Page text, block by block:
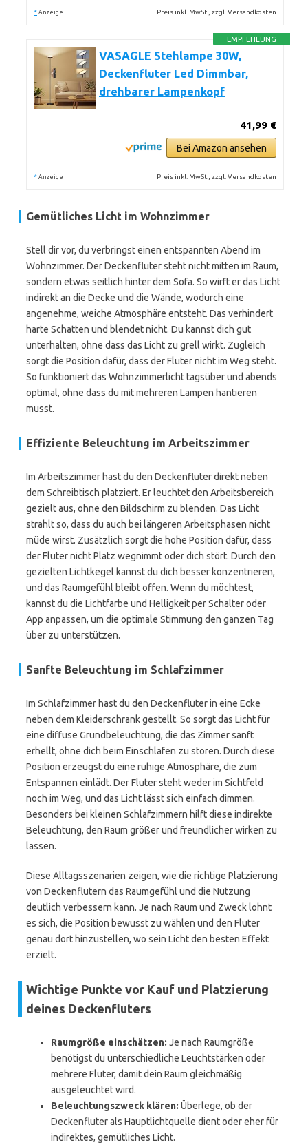
* Anzeige Preis inkl. MwSt., zzgl. Versandkosten
EMPFEHLUNG
VASAGLE Stehlampe 30W,
Deckenfluter Led Dimmbar,
drehbarer Lampenkopf
41,99 €
Bei Amazon ansehen
* Anzeige Preis inkl. MwSt., zzgl. Versandkosten
Gemütliches Licht im Wohnzimmer
Stell dir vor, du verbringst einen entspannten Abend im
Wohnzimmer. Der Deckenfluter steht nicht mitten im Raum,
sondern etwas seitlich hinter dem Sofa. So wirft er das Licht
indirekt an die Decke und die Wände, wodurch eine
angenehme, weiche Atmosphäre entsteht. Das verhindert
harte Schatten und blendet nicht. Du kannst dich gut
unterhalten, ohne dass das Licht zu grell wirkt. Zugleich
sorgt die Position dafür, dass der Fluter nicht im Weg steht.
So funktioniert das Wohnzimmerlicht tagsüber und abends
optimal, ohne dass du mit mehreren Lampen hantieren
musst.
Effiziente Beleuchtung im Arbeitszimmer
Im Arbeitszimmer hast du den Deckenfluter direkt neben
dem Schreibtisch platziert. Er leuchtet den Arbeitsbereich
gezielt aus, ohne den Bildschirm zu blenden. Das Licht
strahlt so, dass du auch bei längeren Arbeitsphasen nicht
müde wirst. Zusätzlich sorgt die hohe Position dafür, dass
der Fluter nicht Platz wegnimmt oder dich stört. Durch den
gezielten Lichtkegel kannst du dich besser konzentrieren,
und das Raumgefühl bleibt offen. Wenn du möchtest,
kannst du die Lichtfarbe und Helligkeit per Schalter oder
App anpassen, um die optimale Stimmung den ganzen Tag
über zu unterstützen.
Sanfte Beleuchtung im Schlafzimmer
Im Schlafzimmer hast du den Deckenfluter in eine Ecke
neben dem Kleiderschrank gestellt. So sorgt das Licht für
eine diffuse Grundbeleuchtung, die das Zimmer sanft
erhellt, ohne dich beim Einschlafen zu stören. Durch diese
Position erzeugst du eine ruhige Atmosphäre, die zum
Entspannen einlädt. Der Fluter steht weder im Sichtfeld
noch im Weg, und das Licht lässt sich einfach dimmen.
Besonders bei kleinen Schlafzimmern hilft diese indirekte
Beleuchtung, den Raum größer und freundlicher wirken zu
lassen.
Diese Alltagsszenarien zeigen, wie die richtige Platzierung
von Deckenflutern das Raumgefühl und die Nutzung
deutlich verbessern kann. Je nach Raum und Zweck lohnt
es sich, die Position bewusst zu wählen und den Fluter
genau dort hinzustellen, wo sein Licht den besten Effekt
erzielt.
Wichtige Punkte vor Kauf und Platzierung
deines Deckenfluters
Raumgröße einschätzen: Je nach Raumgröße
benötigst du unterschiedliche Leuchtstärken oder
mehrere Fluter, damit dein Raum gleichmäßig
ausgeleuchtet wird.
Beleuchtungszweck klären: Überlege, ob der
Deckenfluter als Hauptlichtquelle dient oder eher für
indirektes, gemütliches Licht.